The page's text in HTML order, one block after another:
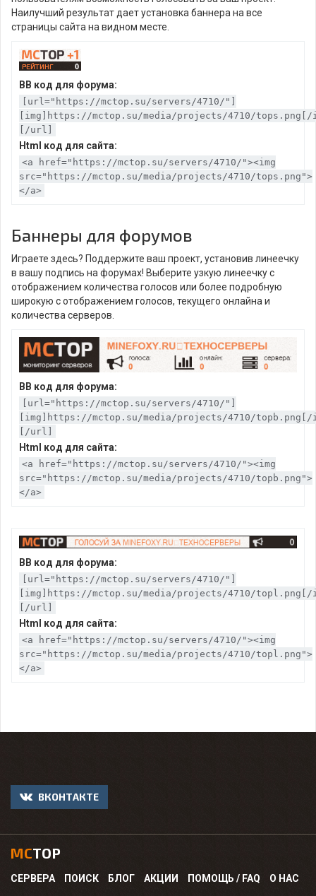
Наилучший результат дает установка баннера на все
страницы сайта на видном месте.
BB код для форума:
[url="https://mctop.su/servers/4710/"]
[img]https://mctop.su/media/projects/4710/tops.png[/
[/url]
Html код для сайта:
<a href="https://mctop.su/servers/4710/"><img
src="https://mctop.su/media/projects/4710/tops.png">
</a>
Баннеры для форумов
Играете здесь? Поддержите ваш проект, установив линеечку
в вашу подпись на форумах! Выберите узкую линеечку с
отображением количества голосов или более подробную
широкую с отображением голосов, текущего онлайна и
количества серверов.
BB код для форума:
[url="https://mctop.su/servers/4710/"]
[img]https://mctop.su/media/projects/4710/topb.png[/
[/url]
Html код для сайта:
<a href="https://mctop.su/servers/4710/"><img
src="https://mctop.su/media/projects/4710/topb.png">
</a>
BB код для форума:
[url="https://mctop.su/servers/4710/"]
[img]https://mctop.su/media/projects/4710/topl.png[/
[/url]
Html код для сайта:
<a href="https://mctop.su/servers/4710/"><img
src="https://mctop.su/media/projects/4710/topl.png">
</a>
ВКОНТАКТЕ
MCTOP
СЕРВЕРА ПОИСК БЛОГ АКЦИИ ПОМОЩЬ / FAQ О НАС